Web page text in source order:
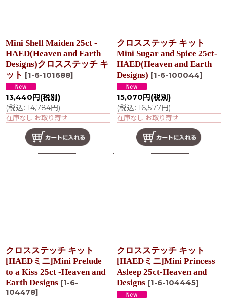
Mini Shell Maiden 25ct -
HAED(Heaven and Earth
Designs)クロスステッチ キ
ット [1-6-101688]
13,440 円 (税別)
(税込: 14,784円)
在庫なし お取り寄せ
クロスステッチ キット
Mini Sugar and Spice 25ct-
HAED(Heaven and Earth
Designs) [1-6-100044]
15,070 円 (税別)
(税込: 16,577円)
在庫なし お取り寄せ
クロスステッチ キット
[HAEDミニ]Mini Prelude
to a Kiss 25ct -Heaven and
Earth Designs [1-6-
104478]
クロスステッチ キット
[HAEDミニ]Mini Princess
Asleep 25ct-Heaven and
Designs [1-6-104445]